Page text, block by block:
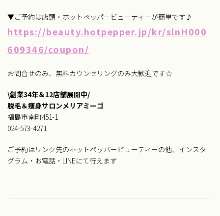
▼ご予約は店頭・ホットペッパービューティーが簡単です♪
https://beauty.hotpepper.jp/kr/slnH000
609346/coupon/
お問合せのみ、無料カウンセリングのみ大歓迎です☆
\創業34年＆12店舗展開中/
脱毛＆痩身サロンメリアミーゴ
福島市南町451-1
024-573-4271
ご予約はリンク先のホットペッパービューティーの他、インスタ
グラム・お電話・LINEにて行えます